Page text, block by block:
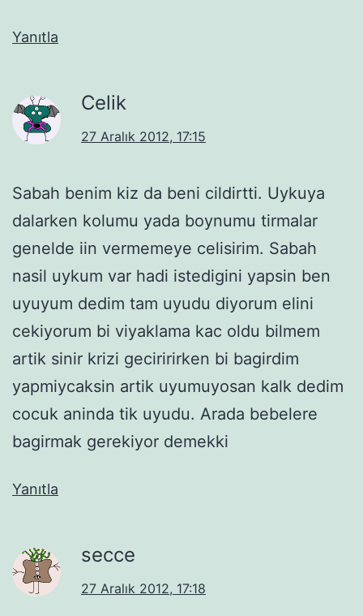
Yanıtla
Celik
27 Aralık 2012, 17:15
Sabah benim kiz da beni cildirtti. Uykuya
dalarken kolumu yada boynumu tirmalar
genelde iin vermemeye celisirim. Sabah
nasil uykum var hadi istedigini yapsin ben
uyuyum dedim tam uyudu diyorum elini
cekiyorum bi viyaklama kac oldu bilmem
artik sinir krizi geciririrken bi bagirdim
yapmiycaksin artik uyumuyosan kalk dedim
cocuk aninda tik uyudu. Arada bebelere
bagirmak gerekiyor demekki
Yanıtla
secce
27 Aralık 2012, 17:18